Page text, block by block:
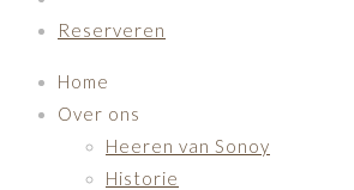
Reserveren
Home
Over ons
Heeren van Sonoy
Historie